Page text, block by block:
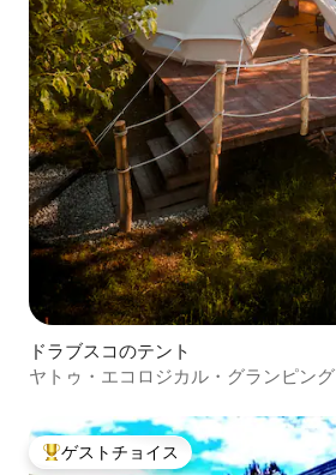
ドラブスコのテント
ヤトゥ・エコロジカル・グランピング
大好評のゲストチョイスです。
ゲストチョイス